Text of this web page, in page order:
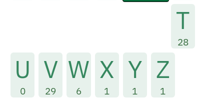
T
28
U
0
V
29
W
6
X
1
Y
1
Z
1